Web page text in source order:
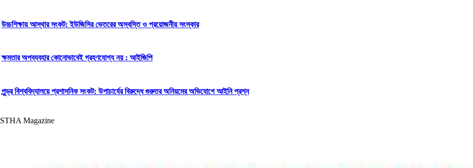
উচ্চশিক্ষায় আস্থার সংকট: ইউজিসির ভেতরের অস্বস্তি ও প্রয়োজনীয় সংস্কার
ক্ষমতার অপব্যবহার কোনোভাবেই গ্রহণযোগ্য নয় : আইজিপি
পুন্ড্র বিশ্ববিদ্যালয়ে প্রশাসনিক সংকট: উপাচার্যের বিরুদ্ধে গুরুতর অনিয়মের অভিযোগে আইনি প্রশ্ন
STHA Magazine